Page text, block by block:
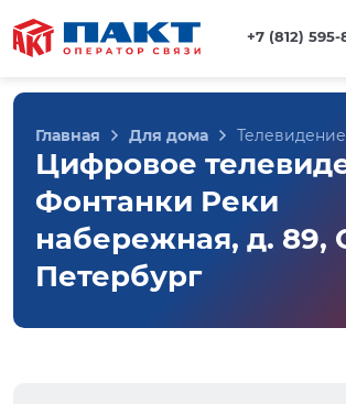
+7 (812) 595-
Главная Для дома Телевидение
Цифровое
Фонтанки Реки
набережная, д. 89,
Петербург